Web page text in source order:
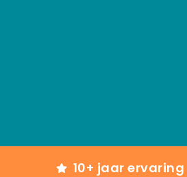
10+ jaar ervaring